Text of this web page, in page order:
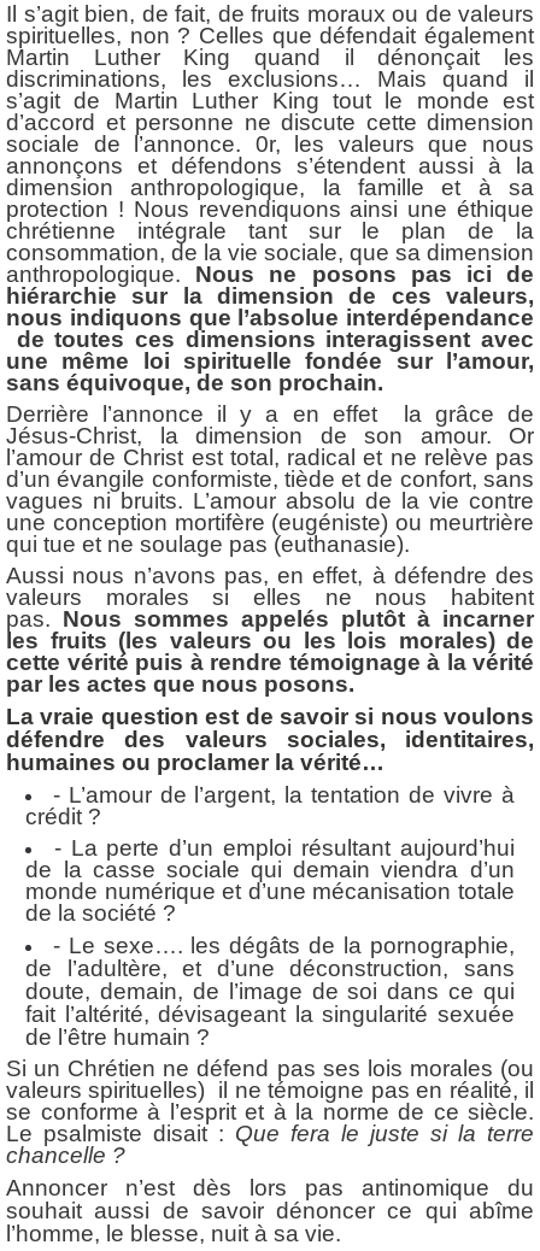
Il s’agit bien, de fait, de fruits moraux ou de valeurs
spirituelles, non ? Celles que défendait également
Martin Luther King quand il dénonçait les
discriminations, les exclusions… Mais quand il
s’agit de Martin Luther King tout le monde est
d’accord et personne ne discute cette dimension
sociale de l’annonce. 0r, les valeurs que nous
annonçons et défendons s’étendent aussi à la
dimension anthropologique, la famille et à sa
protection ! Nous revendiquons ainsi une éthique
chrétienne intégrale tant sur le plan de la
consommation, de la vie sociale, que sa dimension
anthropologique. Nous ne posons pas ici de
hiérarchie sur la dimension de ces valeurs,
nous indiquons que l’absolue interdépendance
de toutes ces dimensions interagissent avec
une même loi spirituelle fondée sur l’amour,
sans équivoque, de son prochain.
Derrière l’annonce il y a en effet la grâce de
Jésus-Christ, la dimension de son amour. Or
l’amour de Christ est total, radical et ne relève pas
d’un évangile conformiste, tiède et de confort, sans
vagues ni bruits. L’amour absolu de la vie contre
une conception mortifère (eugéniste) ou meurtrière
qui tue et ne soulage pas (euthanasie).
Aussi nous n’avons pas, en effet, à défendre des
valeurs morales si elles ne nous habitent
pas. Nous sommes appelés plutôt à incarner
les fruits (les valeurs ou les lois morales) de
cette vérité puis à rendre témoignage à la vérité
par les actes que nous posons.
La vraie question est de savoir si nous voulons
défendre des valeurs sociales, identitaires,
humaines ou proclamer la vérité…
- L’amour de l’argent, la tentation de vivre à
crédit ?
- La perte d’un emploi résultant aujourd’hui
de la casse sociale qui demain viendra d’un
monde numérique et d’une mécanisation totale
de la société ?
- Le sexe…. les dégâts de la pornographie,
de l’adultère, et d’une déconstruction, sans
doute, demain, de l’image de soi dans ce qui
fait l’altérité, dévisageant la singularité sexuée
de l’être humain ?
Si un Chrétien ne défend pas ses lois morales (ou
valeurs spirituelles) il ne témoigne pas en réalité, il
se conforme à l’esprit et à la norme de ce siècle.
Le psalmiste disait : Que fera le juste si la terre
chancelle ?
Annoncer n’est dès lors pas antinomique du
souhait aussi de savoir dénoncer ce qui abîme
l’homme, le blesse, nuit à sa vie.